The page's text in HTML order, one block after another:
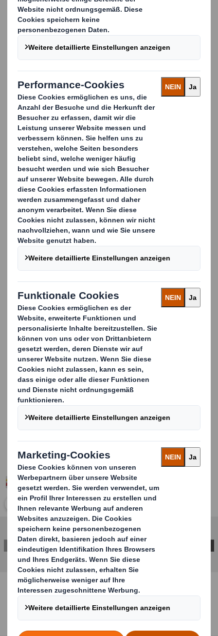
Wir sind für unsere Innovationskraft und die Qualität
unserer Produkte bekannt und können sowohl
Standardlösungen in allen Größen als auch
maßgeschneiderte Verpackungen liefern.
Vorteile von Wellpappe-Verpackungen
Wellpappe ist ein vielseitiges Verpackungsmaterial mit
vielen Vorteilen. Es ist leicht, robust und bietet
hervorragenden Schutz für Ihre Produkte. Darüber
hinaus ist es umweltfreundlich, da es aus erneuerbaren
Ressourcen hergestellt und leicht recycelt werden kann.
Eigenschaften von Wellpappe-Verpackungen
Unsere Wellpappe Verpackungen zeichnen sich durch
ihre Robustheit und Flexibilität aus. Sie sind in
verschiedenen Größen und Formen erhältlich und
können an die spezifischen Anforderungen Ihres
Produkts angepasst werden.
Unser Angebot
Unsere Verpackungsdesigner entwickeln täglich
maßgeschneiderte Verpackungslösungen für
unterschiedliche Projekte. Wir bieten eine Vielzahl von
Druckverfahren an, um Ihre Produkte optimal zur
Geltung zu bringen. Dabei verfügen wir im
Unternehmen über alle gängigen Druckverfahren - vom
mehrfarbigen Offset- und Flexodruck bis hin zum
Flexodirekt- und Digitaldruck. Besondere
Aufmerksamkeit erzielen Ihre Produkte durch die
Veredelung - beispielsweise mit verschiedenen
Lackierungen oder eleganter Glanzfolienkaschierung.
Im Folgenden erhalten Sie einen Überblick über unsere
breite Produktpalette.
Carousel. Use previous and next buttons to move
Klicken Sie zum Vergrößern des Bildes
KONTAKT AUFNEHMEN